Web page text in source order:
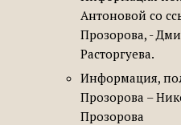
Антоновой со
Прозорова, -
Расторгуева.
Информация,
Прозорова –
Прозорова